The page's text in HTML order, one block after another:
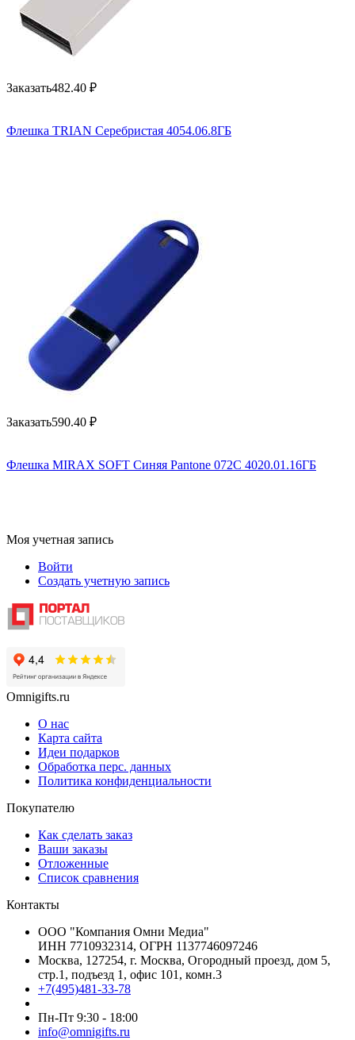
Заказать482.40 ₽
Флешка TRIAN Серебристая 4054.06.8ГБ
Заказать590.40 ₽
Флешка MIRAX SOFT Синяя Pantone 072C 4020.01.16ГБ
Моя учетная запись
Войти
Создать учетную запись
Omnigifts.ru
О нас
Карта сайта
Идеи подарков
Обработка перс. данных
Политика конфиденциальности
Покупателю
Как сделать заказ
Ваши заказы
Отложенные
Список сравнения
Контакты
ООО "Компания Омни Медиа"
ИНН 7710932314, ОГРН 1137746097246
Москва, 127254, г. Москва, Огородный проезд, дом 5,
стр.1, подъезд 1, офис 101, комн.3
+7(495)481-33-78
Пн-Пт 9:30 - 18:00
info@omnigifts.ru